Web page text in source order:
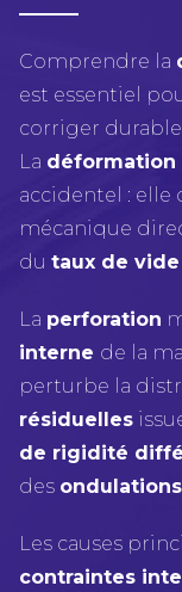
Comprendre la
est essentiel
corriger
La déformation
accidentel : elle
mécanique
du taux de vide
La perforation
interne de la
perturbe la
résiduelles
de rigidité
des ondulations
Les causes
contraintes